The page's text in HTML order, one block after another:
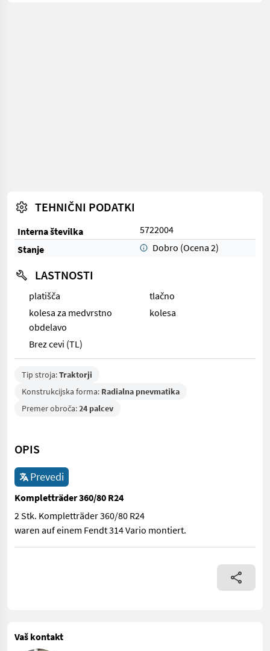
TEHNIČNI PODATKI
Interna številka
5722004
Stanje
Dobro (Ocena 2)
LASTNOSTI
platišča
tlačno
kolesa za medvrstno
obdelavo
kolesa
Brez cevi (TL)
Tip stroja:Traktorji
Konstrukcijska forma: Radialna pnevmatika
Premer obroča:24 palcev
OPIS
Prevedi
Kompletträder 360/80 R24
2 Stk. Kompletträder 360/80 R24
waren auf einem Fendt 314 Vario montiert.
2 Stk. Kompletträder 360/80 R24 waren auf einem Fendt 314
Vaš kontakt